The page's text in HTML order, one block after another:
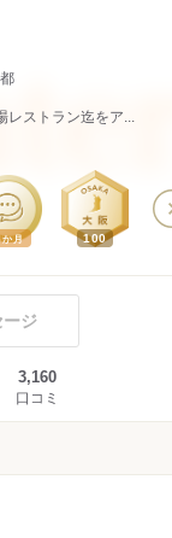
ストラン迄をア...
か月 100
ージ
3,160
口コミ